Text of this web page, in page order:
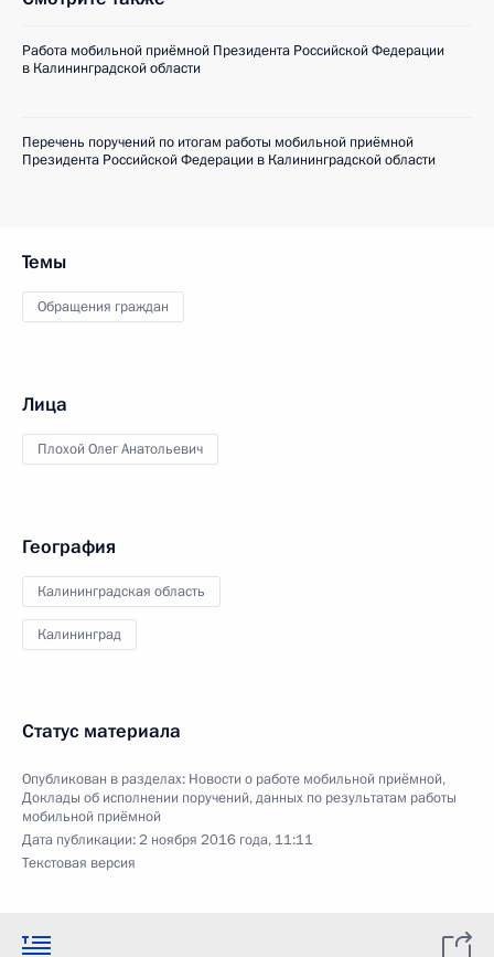
Работа мобильной приёмной Президента Российской Федерации
в Калининградской области
Перечень поручений по итогам работы мобильной приёмной
Президента Российской Федерации в Калининградской области
Темы
Обращения граждан
Лица
Плохой Олег Анатольевич
География
Калининградская область
Калининград
Статус материала
Опубликован в разделах: Новости о работе мобильной приёмной,
Доклады об исполнении поручений, данных по результатам работы
мобильной приёмной
Дата публикации:2 ноября 2016 года, 11:11
Текстовая версия